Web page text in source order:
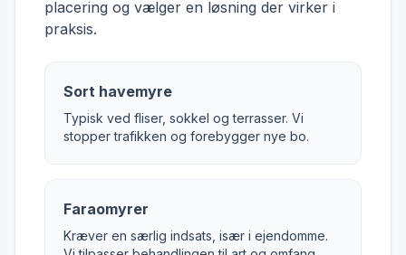
placering og vælger en løsning der virker i
praksis.
Sort havemyre
Typisk ved fliser, sokkel og terrasser. Vi
stopper trafikken og forebygger nye bo.
Faraomyrer
Kræver en særlig indsats, især i ejendomme.